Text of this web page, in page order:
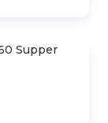
Supper